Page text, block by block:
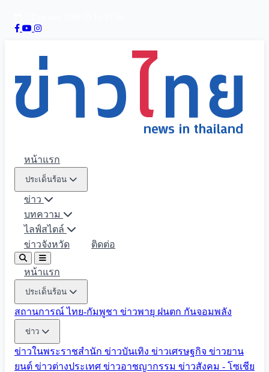
หน้าแรก
ประเด็นร้อน
ข่าว
บทความ
ไลฟ์สไตล์
ข่าวจังหวัด
ติดต่อ
หน้าแรก
ประเด็นร้อน
สถานการณ์ ไทย-กัมพูชา ข่าวพายุ ฝนตก กันจอมพลัง
ข่าว
ข่าวในพระราชสำนัก ข่าวบันเทิง ข่าวเศรษฐกิจ ข่าวยาน
ยนต์ ข่าวต่างประเทศ ข่าวอาชญากรรม ข่าวสังคม - โซเชีย